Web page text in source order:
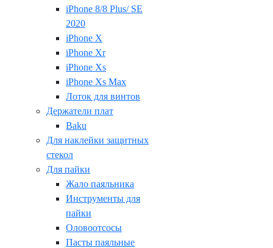
iPhone 8/8 Plus/ SE
2020
iPhone X
iPhone Xr
iPhone Xs
iPhone Xs Max
Лоток для винтов
Держатели плат
Baku
Для наклейки защитных
стекол
Для пайки
Жало паяльника
Инструменты для
пайки
Оловоотсосы
Пасты паяльные